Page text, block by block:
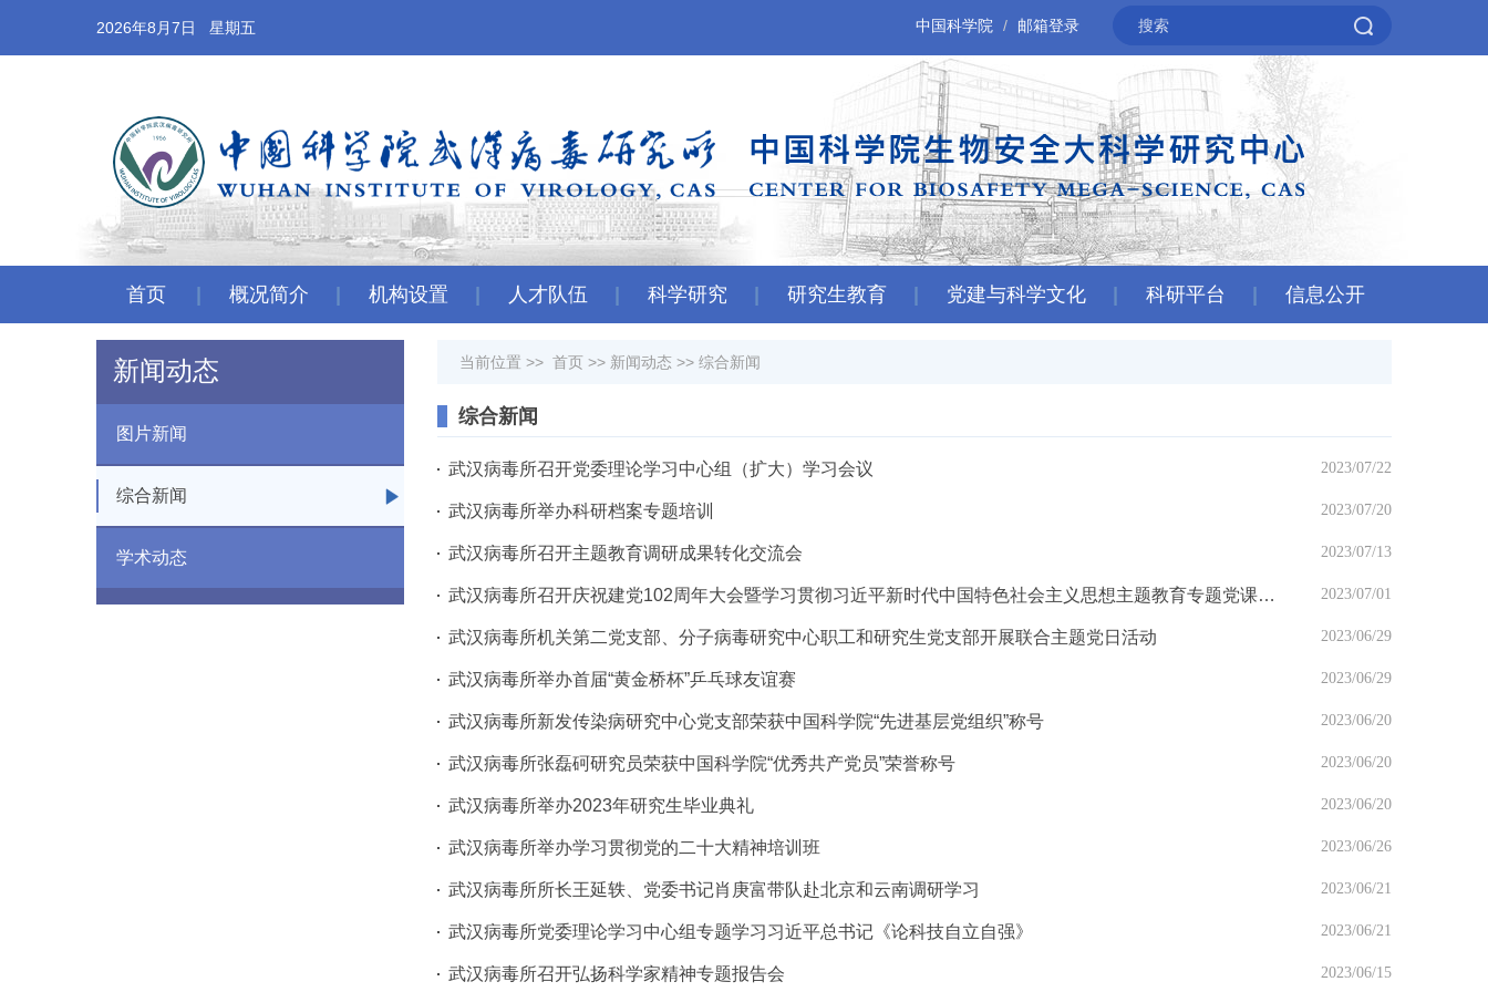
2026年8月7日 星期五 中国科学院 邮箱登录
首页 概况简介 机构设置 人才队伍 科学研究 研究生教育 党建与科学文化 科研平台 信息公开
新闻动态
图片新闻
综合新闻
学术动态
当前位置 >> 首页>> 新闻动态>> 综合新闻
综合新闻
武汉病毒所召开党委理论学习中心组（扩大）学习会议 2023/07/22
武汉病毒所举办科研档案专题培训 2023/07/20
武汉病毒所召开主题教育调研成果转化交流会 2023/07/13
武汉病毒所召开庆祝建党102周年大会暨学习贯彻习近平新时代中国特色社会主义思想主题教育专题党课报告会 2023/07/01
武汉病毒所机关第二党支部、分子病毒研究中心职工和研究生党支部开展联合主题党日活动 2023/06/29
武汉病毒所举办首届“黄金桥杯”乒乓球友谊赛 2023/06/29
武汉病毒所新发传染病研究中心党支部荣获中国科学院“先进基层党组织”称号 2023/06/20
武汉病毒所张磊砢研究员荣获中国科学院“优秀共产党员”荣誉称号 2023/06/20
武汉病毒所举办2023年研究生毕业典礼 2023/06/20
武汉病毒所举办学习贯彻党的二十大精神培训班 2023/06/26
武汉病毒所所长王延轶、党委书记肖庚富带队赴北京和云南调研学习 2023/06/21
武汉病毒所党委理论学习中心组专题学习习近平总书记《论科技自立自强》 2023/06/21
武汉病毒所召开弘扬科学家精神专题报告会 2023/06/15